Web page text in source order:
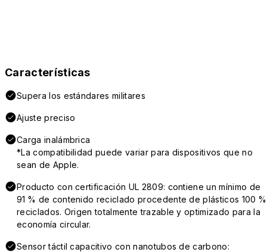
Características
Supera los estándares militares
Ajuste preciso
Carga inalámbrica
*La compatibilidad puede variar para dispositivos que no
sean de Apple.
Producto con certificación UL 2809: contiene un mínimo de
91 % de contenido reciclado procedente de plásticos 100 %
reciclados. Origen totalmente trazable y optimizado para la
economía circular.
Sensor táctil capacitivo con nanotubos de carbono: